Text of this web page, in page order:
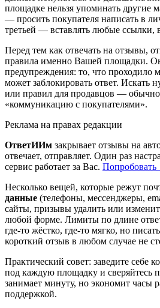
площадке нельзя упоминать другие
— просить покупателя написать в
третьей — вставлять любые ссылки,
Перед тем как отвечать на отзывы,
правила именно Вашей площадки.
предупреждения: то, что проходило
может заблокировать ответ. Искать
или правил для продавцов —
«коммуникацию с покупателями».
Реклама на правах редакции
ОтветИИм закрывает отзывы на
отвечает, отправляет. Один раз
сервис работает за Вас.
Несколько вещей, которые режут
данные (телефоны, мессенджеры,
сайты, призывы удалить или
любой форме. Лимиты по длине
где-то жёстко, где-то мягко, но
короткий отзыв в любом случае не
Практический совет: заведите себе
под каждую площадку и сверяйтесь
занимает минуту, но экономит часы
поддержкой.